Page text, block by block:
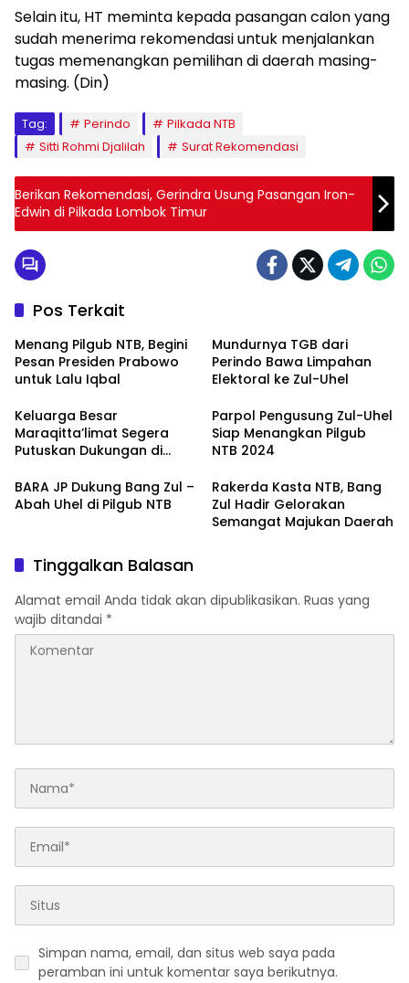
Selain itu, HT meminta kepada pasangan calon yang
sudah menerima rekomendasi untuk menjalankan
tugas memenangkan pemilihan di daerah masing-
masing. (Din)
Tag: Perindo
Pilkada NTB
Sitti Rohmi Djalilah
Surat Rekomendasi
Berikan Rekomendasi, Gerindra Usung Pasangan Iron-
Edwin di Pilkada Lombok Timur
Pos Terkait
Menang Pilgub NTB, Begini
Pesan Presiden Prabowo
untuk Lalu Iqbal
Mundurnya TGB dari
Perindo Bawa Limpahan
Elektoral ke Zul-Uhel
Keluarga Besar
Maraqitta’limat Segera
Putuskan Dukungan di
Parpol Pengusung Zul-Uhel
Siap Menangkan Pilgub
NTB 2024
BARA JP Dukung Bang Zul –
Abah Uhel di Pilgub NTB
Rakerda Kasta NTB, Bang
Zul Hadir Gelorakan
Semangat Majukan Daerah
Tinggalkan Balasan
Alamat email Anda tidak akan dipublikasikan. Ruas yang
wajib ditandai *
Simpan nama, email, dan situs web saya pada
peramban ini untuk komentar saya berikutnya.